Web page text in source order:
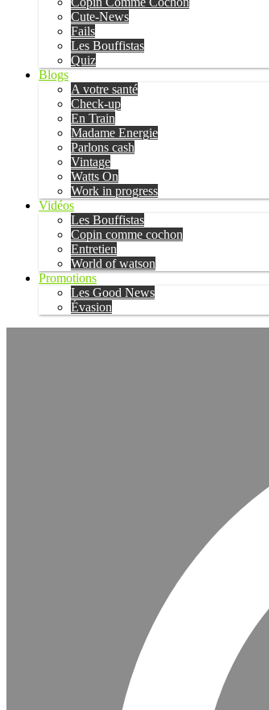
Cute-News
Fails
Les Bouffistas
Quiz
Blogs
A votre santé
Check-up
En Train
Madame Energie
Parlons cash
Vintage
Watts On
Work in progress
Vidéos
Les Bouffistas
Copin comme cochon
Entretien
World of watson
Promotions
Les Good News
Évasion